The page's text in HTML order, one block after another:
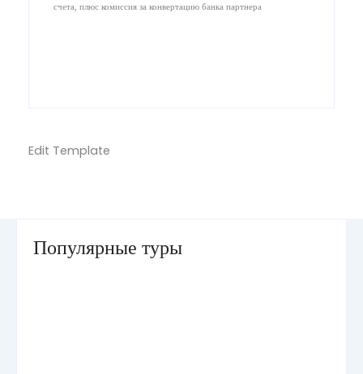
счета, плюс комиссия за конвертацию банка партнера
Edit Template
Популярные туры